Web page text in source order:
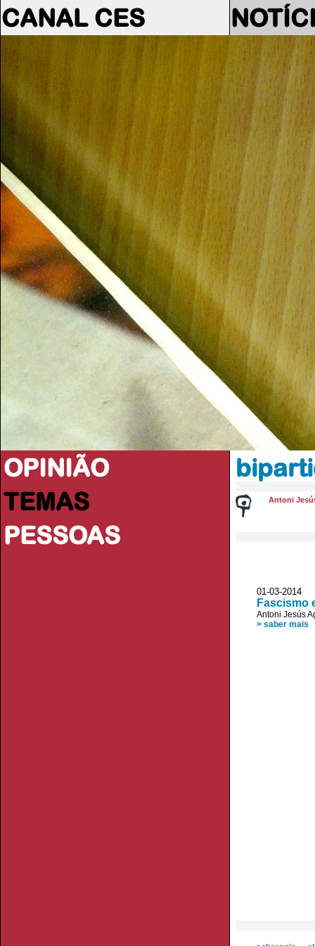
CANAL CES
OPINIÃO
TEMAS
PESSOAS
Antoni
01-03-2014
Fascismo
Antoni Jesús
> saber mais